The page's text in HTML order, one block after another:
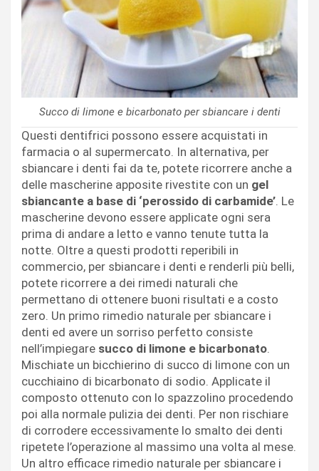
Succo di limone e bicarbonato per sbiancare i denti
Questi dentifrici possono essere acquistati in
farmacia o al supermercato. In alternativa, per
sbiancare i denti fai da te, potete ricorrere anche a
delle mascherine apposite rivestite con un gel
sbiancante a base di ‘perossido di carbamide’. Le
mascherine devono essere applicate ogni sera
prima di andare a letto e vanno tenute tutta la
notte. Oltre a questi prodotti reperibili in
commercio, per sbiancare i denti e renderli più belli,
potete ricorrere a dei rimedi naturali che
permettano di ottenere buoni risultati e a costo
zero. Un primo rimedio naturale per sbiancare i
denti ed avere un sorriso perfetto consiste
nell’impiegare succo di limone e bicarbonato.
Mischiate un bicchierino di succo di limone con un
cucchiaino di bicarbonato di sodio. Applicate il
composto ottenuto con lo spazzolino procedendo
poi alla normale pulizia dei denti. Per non rischiare
di corrodere eccessivamente lo smalto dei denti
ripetete l’operazione al massimo una volta al mese.
Un altro efficace rimedio naturale per sbiancare i